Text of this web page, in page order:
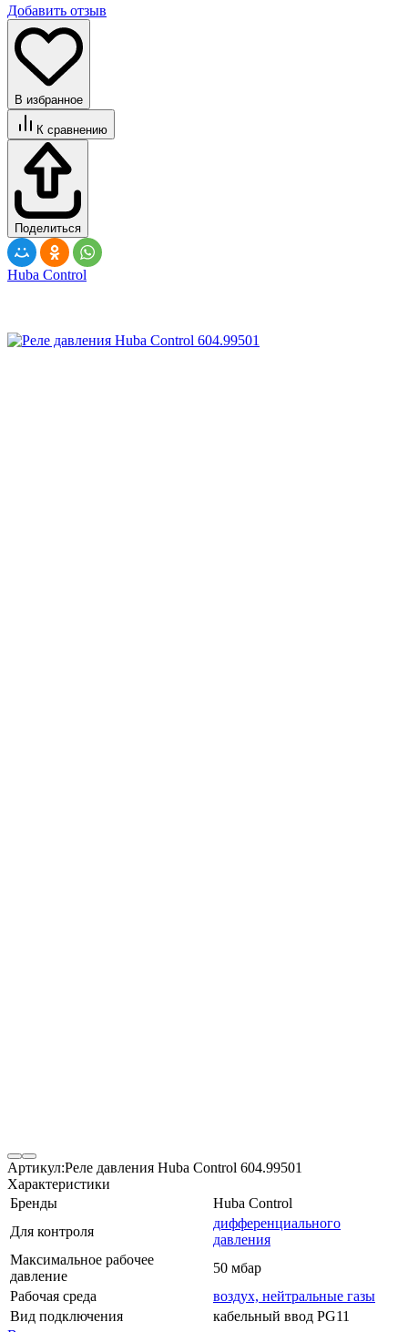
Добавить отзыв
В избранное
К сравнению
Поделиться
Huba Control
Артикул:Реле давления Huba Control 604.99501
Характеристики
Бренды
Huba Control
Для контроля
дифференциального
давления
Максимальное рабочее
давление
50 мбар
Рабочая среда
воздух, нейтральные газы
Вид подключения
кабельный ввод PG11